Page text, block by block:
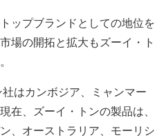
ップブランドとしての地位を
場の開拓と拡大もズーイ・ト
はカンボジア、ミャンマー
在、ズーイ・トンの製品は、
、オーストラリア、モーリシ